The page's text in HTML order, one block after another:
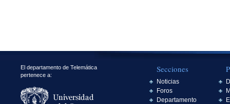
El departamento de Telemática
pertenece a:
Secciones
Noticias
Foros
Departamento